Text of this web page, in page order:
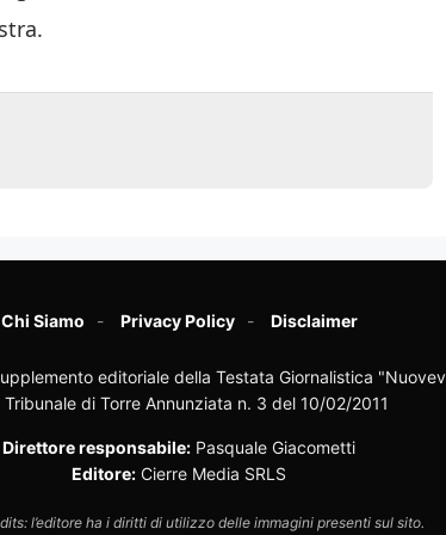
Chi Siamo Privacy Policy Disclaimer
editoriale della Testata Giornalistica
Tribunale di Torre Annunziata n. 3 del 10/02/2011
Direttore responsabile: Pasquale Giacometti
Editore: Cierre Media SRLS
l’editore ha i diritti di utilizzo delle immagini presenti sul sito.